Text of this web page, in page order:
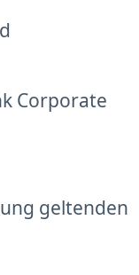
Corporate
geltenden